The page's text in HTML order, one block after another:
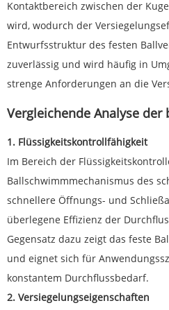
Kontaktbereich zwischen der
wird, wodurch der
Entwurfsstruktur des festen
zuverlässig und wird häufig in
strenge Anforderungen an die
Vergleichende Analyse
1. Flüssigkeitskontrollfähigkeit
Im Bereich der
Ballschwimmmechanismus des
schnellere Öffnungs- und
überlegene Effizienz der
Gegensatz dazu zeigt das feste
und eignet sich für
konstantem Durchflussbedarf.
2. Versiegelungseigenschaften